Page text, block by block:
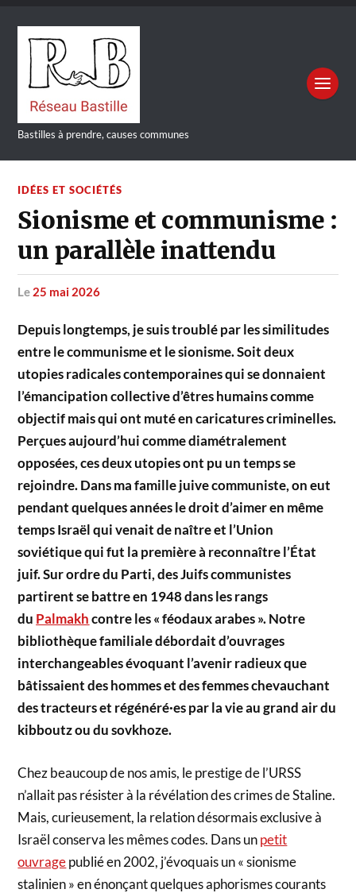
Bastilles à prendre, causes communes
IDÉES ET SOCIÉTÉS
Sionisme et communisme :
un parallèle inattendu
le 25 mai 2026
Depuis longtemps, je suis troublé par les similitudes
entre le communisme et le sionisme. Soit deux
utopies radicales contemporaines qui se donnaient
l’émancipation collective d’êtres humains comme
objectif mais qui ont muté en caricatures criminelles.
Perçues aujourd’hui comme diamétralement
opposées, ces deux utopies ont pu un temps se
rejoindre. Dans ma famille juive communiste, on eut
pendant quelques années le droit d’aimer en même
temps Israël qui venait de naître et l’Union
soviétique qui fut la première à reconnaître l’État
juif. Sur ordre du Parti, des Juifs communistes
partirent se battre en 1948 dans les rangs
du Palmakh contre les « féodaux arabes ». Notre
bibliothèque familiale débordait d’ouvrages
interchangeables évoquant l’avenir radieux que
bâtissaient des hommes et des femmes chevauchant
des tracteurs et régénéré·es par la vie au grand air du
kibboutz ou du sovkhoze.
Chez beaucoup de nos amis, le prestige de l’URSS
n’allait pas résister à la révélation des crimes de Staline.
Mais, curieusement, la relation désormais exclusive à
Israël conserva les mêmes codes. Dans unpetit
ouvragepublié en 2002, j’évoquais un « sionisme
stalinien » en énonçant quelques aphorismes courants